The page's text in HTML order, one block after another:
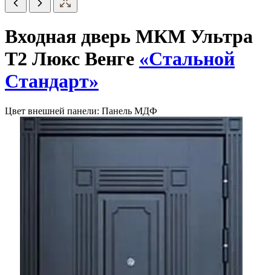
Входная дверь МКМ Ультра
Т2 Люкс Венге «Стальной
Стандарт»
Цвет внешней панели: Панель МДФ